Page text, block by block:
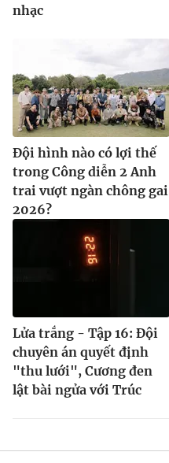
nhạc
Đội hình nào có lợi thế
trong Công diễn 2 Anh
trai vượt ngàn chông gai
2026?
Lửa trắng - Tập 16: Đội
chuyên án quyết định
"thu lưới", Cương đen
lật bài ngửa với Trúc